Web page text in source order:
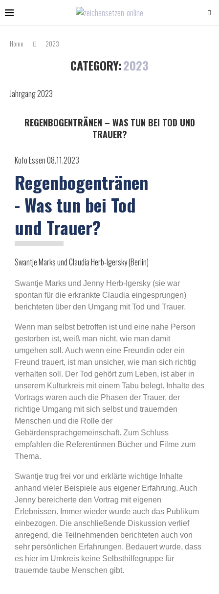
Home 2023
CATEGORY:2023
Jahrgang 2023
REGENBOGENTRÄNEN – WAS TUN BEI TOD UND
TRAUER?
Kofo Essen 08.11.2023
Regenbogentränen
- Was tun bei Tod
und Trauer?
Swantje Marks und Claudia Herb-Igersky (Berlin)
Swantje Marks und Jenny Herb-Igersky (sie war
spontan für die erkrankte Claudia eingesprungen)
berichteten über den Umgang mit Tod und Trauer.
Wenn man selbst betroffen ist und eine nahe Person
gestorben ist, weiß man nicht, wie man damit
umgehen soll. Auch wenn eine Freundin oder ein
Freund trauert, ist man unsicher, wie man sich richtig
verhalten soll. Der Tod gehört zum Leben, ist aber in
unserem Kulturkreis mit einem Tabu belegt. Inhalte des
Vortrags waren auch die Phasen der Trauer, der
richtige Umgang mit sich selbst und trauernden
Menschen und die Rolle der
Gebärdensprachgemeinschaft. Zum Schluss
empfahlen die Referentinnen Bücher und Filme zum
Thema.
Swantje trug frei vor und erklärte wichtige Inhalte
anhand vieler Beispiele aus eigener Erfahrung. Auch
Jenny bereicherte den Vortrag mit eigenen
Erlebnissen. Immer wieder wurde auch das Publikum
einbezogen. Die anschließende Diskussion verlief
anregend, die Teilnehmenden berichteten auch von
sehr persönlichen Erfahrungen. Bedauert wurde, dass
es hier im Umkreis keine Selbsthilfegruppe für
trauernde taube Menschen gibt.